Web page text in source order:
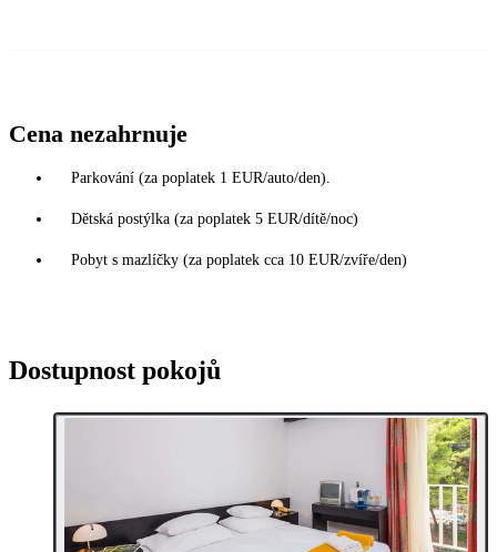
Cena nezahrnuje
Parkování (za poplatek 1 EUR/auto/den).
Dětská postýlka (za poplatek 5 EUR/dítě/noc)
Pobyt s mazlíčky (za poplatek cca 10 EUR/zvíře/den)
Dostupnost pokojů